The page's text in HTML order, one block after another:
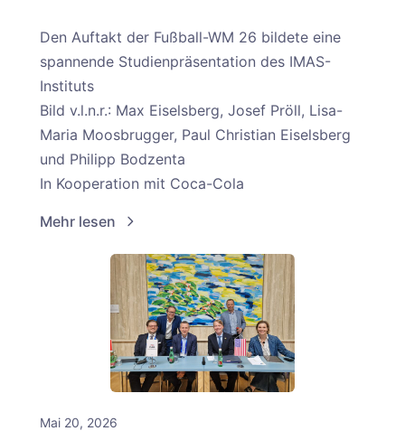
Den Auftakt der Fußball-WM 26 bildete eine
spannende Studienpräsentation des IMAS-
Instituts
Bild v.l.n.r.: Max Eiselsberg, Josef Pröll, Lisa-
Maria Moosbrugger, Paul Christian Eiselsberg
und Philipp Bodzenta
In Kooperation mit Coca-Cola
Mehr lesen
Mai 20, 2026